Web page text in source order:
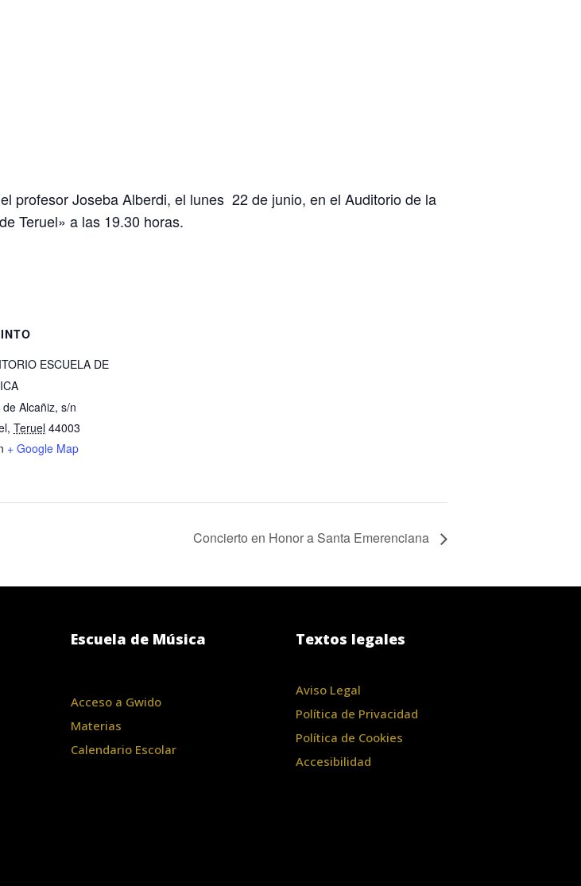
profesor Joseba Alberdi, el lunes 22 de junio, en el Auditorio de la
Teruel» a las 19.30 horas.
ESCUELA DE
Alcañiz, s/n
, Teruel 44003
+ Google Map
Concierto en Honor a Santa Emerenciana
Escuela de Música
Acceso a Gwido
Materias
Calendario Escolar
Textos legales
Aviso Legal
Política de Privacidad
Política de Cookies
Accesibilidad